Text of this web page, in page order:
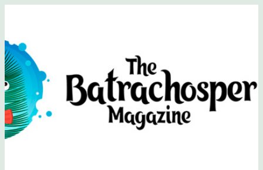
The Batrachospermum Magazine
Батрахоспермум (официальный сайт)